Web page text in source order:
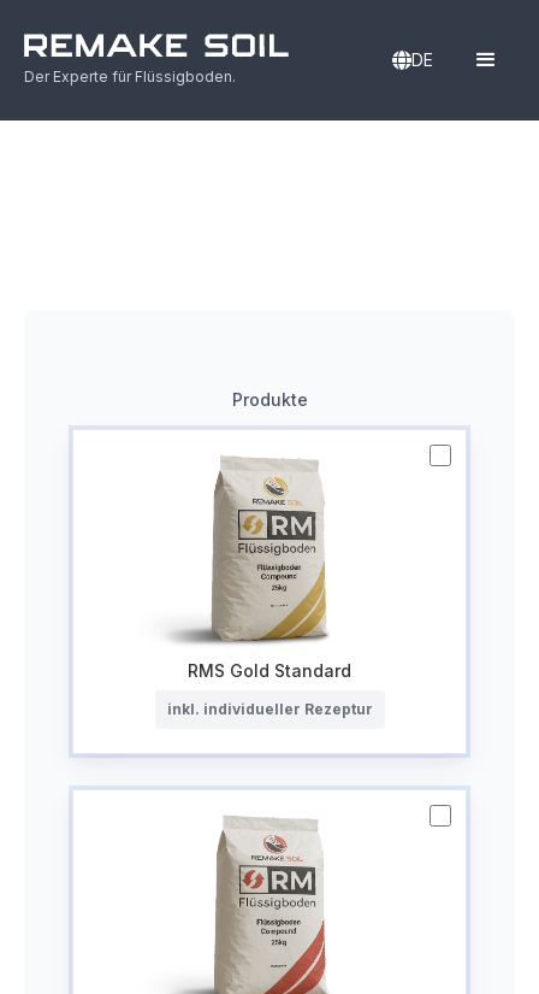
Der Experte für Flüssigboden.
DE
Produkte
RMS Gold Standard
inkl. individueller Rezeptur